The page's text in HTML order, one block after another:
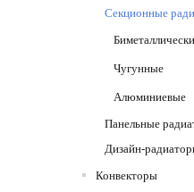
Секционные
Чугунные
Алюминиевые
Панельные
Дизайн-
Конвекторы